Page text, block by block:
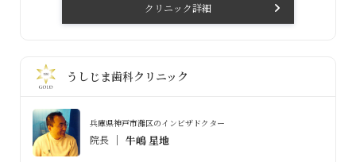
クリニック詳細
うしじま歯科クリニック
兵庫県神戸市灘区のインビザドクター
院長 牛嶋 星地